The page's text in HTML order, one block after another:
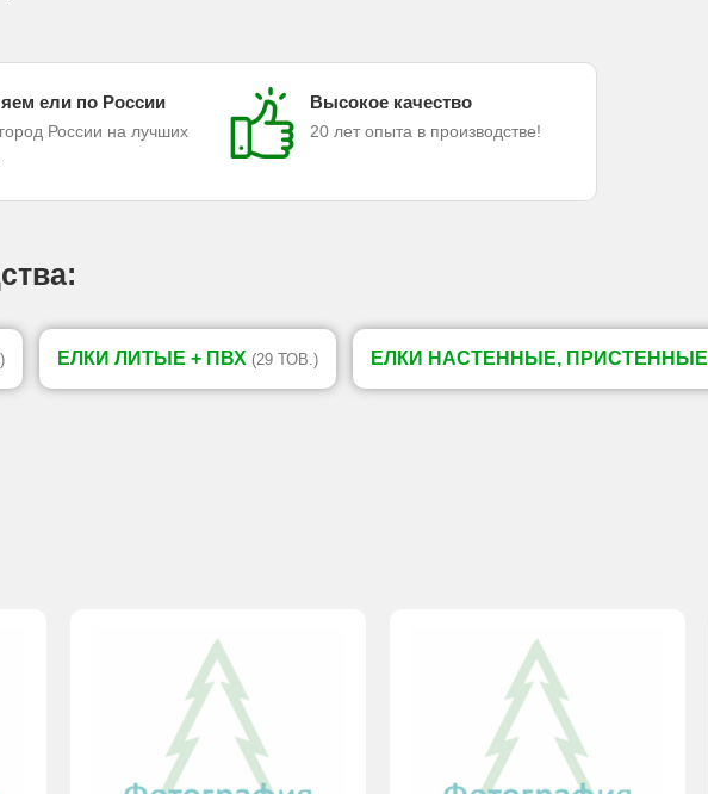
ели по России
России на лучших
Высокое качество
20 лет опыта в производстве!
ЕЛКИ ЛИТЫЕ + ПВХ (29 ТОВ.) ЕЛКИ НАСТЕННЫЕ, ПРИСТЕННЫЕ